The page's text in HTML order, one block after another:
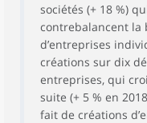
sociétés (+ 18 %)
contrebalancent la
d’entreprises
créations sur dix
entreprises, qui
suite (+ 5 % en
fait de créations